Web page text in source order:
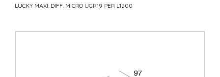
LUCKY MAXI: DIFF. MICRO UGR19 PER L1200